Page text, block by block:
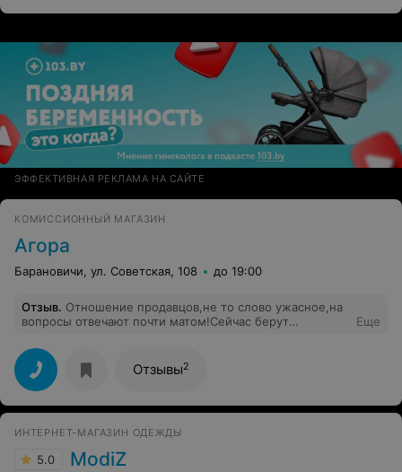
ЭФФЕКТИВНАЯ РЕКЛАМА НА САЙТЕ
КОМИССИОННЫЙ МАГАЗИН
Агора
Барановичи, ул. Советская, 108 до 19:00
Отзыв. Отношение продавцов,не то слово ужасное,на
вопросы отвечают почти матом!Сейчас берут
такого нет, может это сами продавцы, так хотят?
Ответьте!
Еще
Отзывы2
ИНТЕРНЕТ-МАГАЗИН ОДЕЖДЫ
5.0 ModiZ